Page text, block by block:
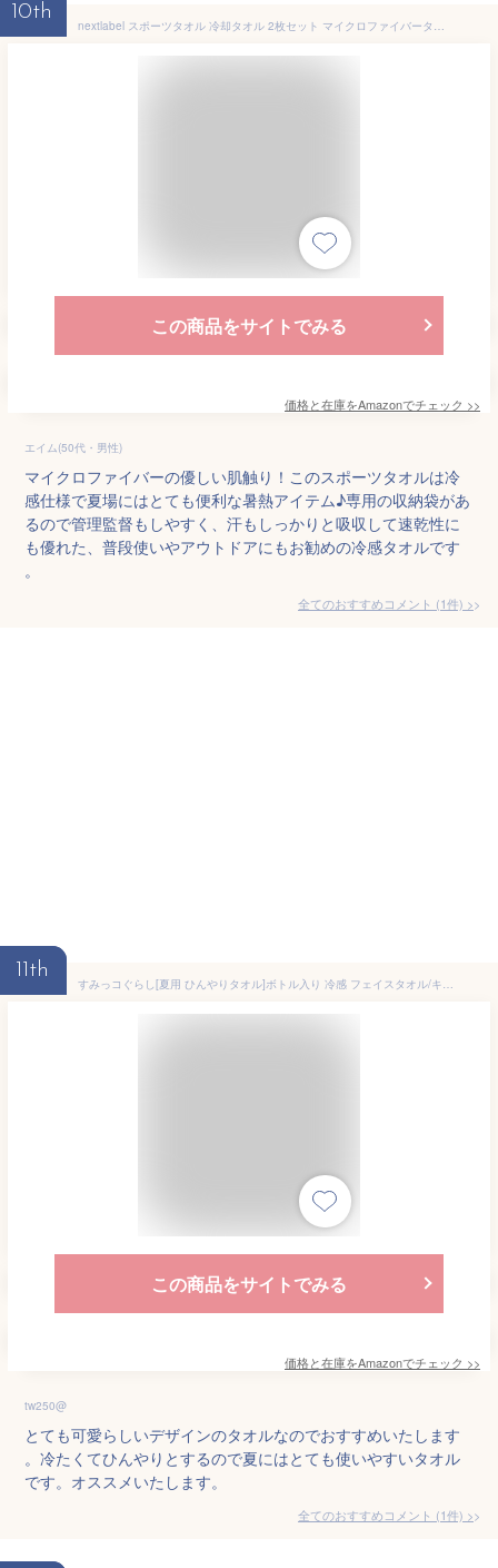
10th
nextlabel スポーツタオル 冷却タオル 2枚セット マイクロファイバータオル 40x80cm クールタオル 30x80cm 速乾タオル フェイスタオル ネッククーラー 収納袋付き 超吸水 軽量 熱中症対策 登山 水泳 スポーツ キャンプ アウトドア (gray)
この商品をサイトでみる
価格と在庫をAmazonでチェック >>
エイム(50代・男性)
マイクロファイバーの優しい肌触り！このスポーツタオルは冷
感仕様で夏場にはとても便利な暑熱アイテム♪専用の収納袋があ
るので管理監督もしやすく、汗もしっかりと吸収して速乾性に
も優れた、普段使いやアウトドアにもお勧めの冷感タオルです
。
全てのおすすめコメント (1件) >
11th
すみっコぐらし[夏用 ひんやりタオル]ボトル入り 冷感 フェイスタオル/キャンプ サンエックス
この商品をサイトでみる
価格と在庫をAmazonでチェック >>
tw250@
とても可愛らしいデザインのタオルなのでおすすめいたします
。冷たくてひんやりとするので夏にはとても使いやすいタオル
です。オススメいたします。
全てのおすすめコメント (1件) >